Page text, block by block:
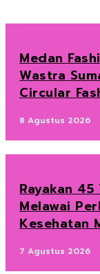
Medan
Wastra
Circular
8 Agustus 2026
Rayakan
Melawai
Kesehatan
7 Agustus 2026